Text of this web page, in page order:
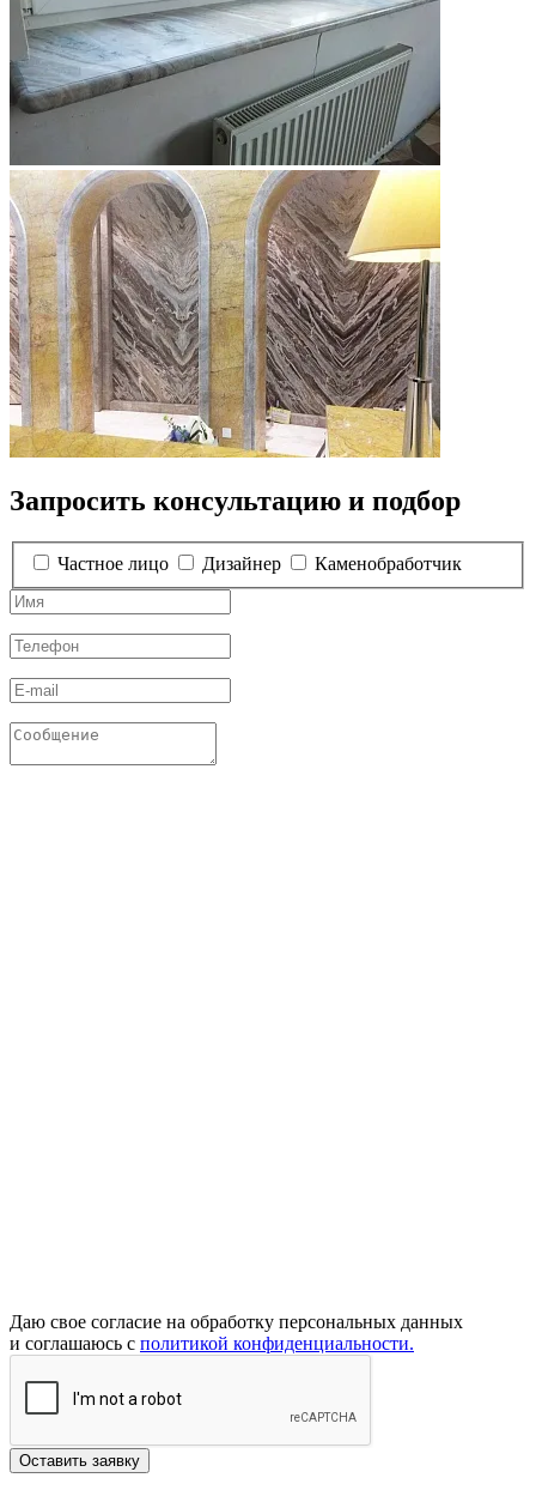
Запросить консультацию и подбор
Частное лицо Дизайнер Каменобработчик
Даю свое согласие на обработку персональных данных
и соглашаюсь с политикой конфиденциальности.